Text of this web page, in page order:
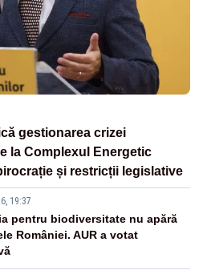
gestionarea crizei
la Complexul Energetic
și restricții legislative
19:37
pentru biodiversitate nu apără
României. AUR a votat